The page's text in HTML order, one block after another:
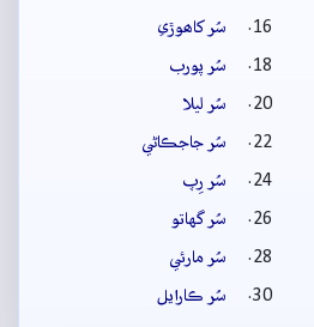
سُر کاھوڙي
سُر پورب
سُر ليلا
سُر جاجڪاڻي
سُر رِپ
سُر گهاتو
سُر مارئي
سُر ڪارايل